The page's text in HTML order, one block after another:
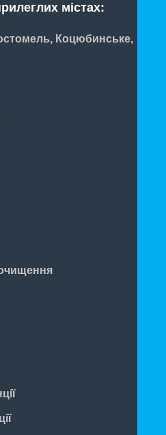
містах:
Коцюбинське,